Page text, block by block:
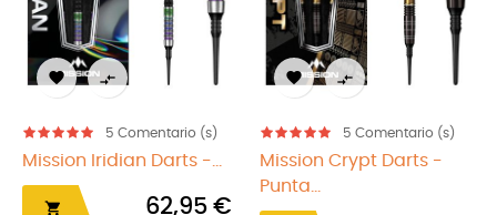
 
5 Comentario (s)
Mission Iridian Darts -...
 62,95 €
 
5 Comentario (s)
Mission Crypt Darts -
Punta...